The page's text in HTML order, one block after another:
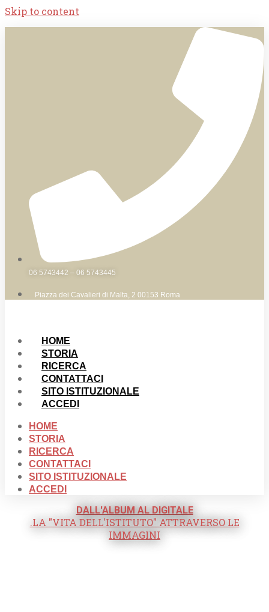
Skip to content
06 5743442 – 06 5743445
Piazza dei Cavalieri di Malta, 2 00153 Roma
HOME
STORIA
RICERCA
CONTATTACI
SITO ISTITUZIONALE
ACCEDI
HOME
STORIA
RICERCA
CONTATTACI
SITO ISTITUZIONALE
ACCEDI
DALL'ALBUM AL DIGITALE
.LA "VITA DELL'ISTITUTO" ATTRAVERSO LE
IMMAGINI